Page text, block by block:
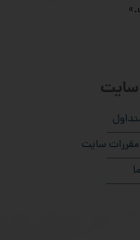
سایت
مقررات سایت